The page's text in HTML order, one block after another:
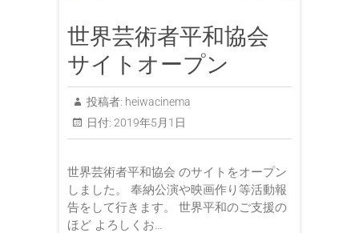
世界芸術者平和協会
サイトオープン
投稿者: heiwacinema
日付: 2019年5月1日
世界芸術者平和協会 のサイトをオープン
しました。 奉納公演や映画作り等活動報
告をして行きます。 世界平和のご支援の
ほど よろしくお…